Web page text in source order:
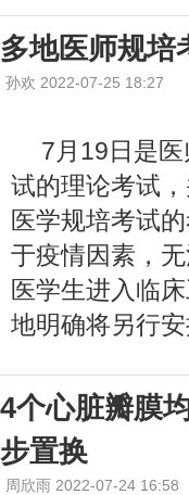
多地医师规培
孙欢 2022-07-25 18:27
7月19日是
试的理论考试
医学规培考试
于疫情因素，
医学生进入临
地明确将另行安
4个心脏瓣膜
步置换
周欣雨 2022-07-24 16:58